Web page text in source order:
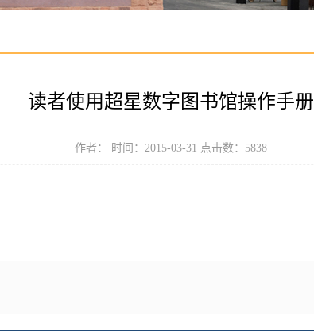
读者使用超星数字图书馆操作手册
作者： 时间：2015-03-31 点击数： 5838